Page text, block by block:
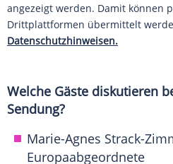
angezeigt werden. Damit können
Drittplattformen übermittelt
Datenschutzhinweisen.
Welche Gäste diskutieren
Sendung?
Marie-Agnes Strack-
Europaabgeordnete